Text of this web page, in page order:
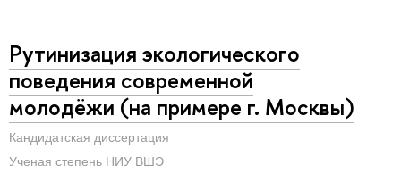
Рутинизация экологического
поведения современной
молодёжи (на примере г. Москвы)
Кандидатская диссертация
Ученая степень НИУ ВШЭ